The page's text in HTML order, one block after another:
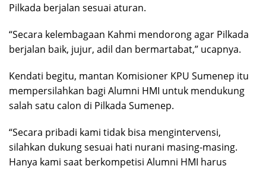
Pilkada berjalan sesuai aturan.
“Secara kelembagaan Kahmi mendorong agar Pilkada
berjalan baik, jujur, adil dan bermartabat,” ucapnya.
Kendati begitu, mantan Komisioner KPU Sumenep itu
mempersilahkan bagi Alumni HMI untuk mendukung
salah satu calon di Pilkada Sumenep.
“Secara pribadi kami tidak bisa mengintervensi,
silahkan dukung sesuai hati nurani masing-masing.
Hanya kami saat berkompetisi Alumni HMI harus